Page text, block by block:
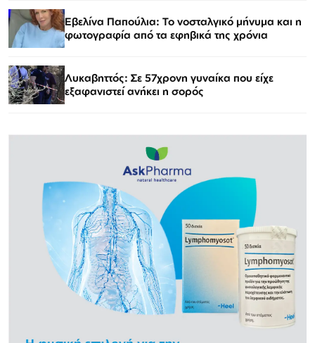
Εβελίνα Παπούλια: Το νοσταλγικό μήνυμα και η
φωτογραφία από τα εφηβικά της χρόνια
Λυκαβηττός: Σε 57χρονη γυναίκα που είχε
εξαφανιστεί ανήκει η σορός